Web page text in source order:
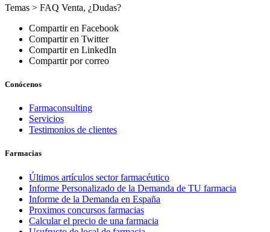
Temas > FAQ Venta, ¿Dudas?
Compartir en Facebook
Compartir en Twitter
Compartir en LinkedIn
Compartir por correo
Conócenos
Farmaconsulting
Servicios
Testimonios de clientes
Farmacias
Últimos artículos sector farmacéutico
Informe Personalizado de la Demanda de TU farmacia
Informe de la Demanda en España
Proximos concursos farmacias
Calcular el precio de una farmacia